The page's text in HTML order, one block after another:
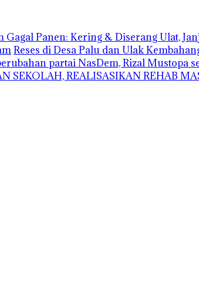
Panen: Kering & Diserang Ulat,
Reses di Desa Palu dan Ulak
partai NasDem, Rizal
SEKOLAH, REALISASIKAN REHAB